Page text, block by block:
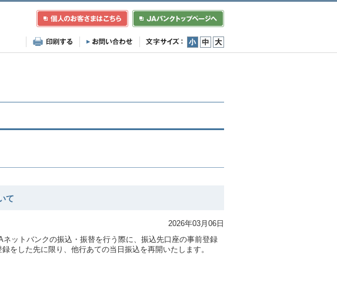
小 中 大
て
2026年03月06日
ットバンクの振込・振替を行う際に、振込先口座の事前登録
をした先に限り、他行あての当日振込を再開いたします。